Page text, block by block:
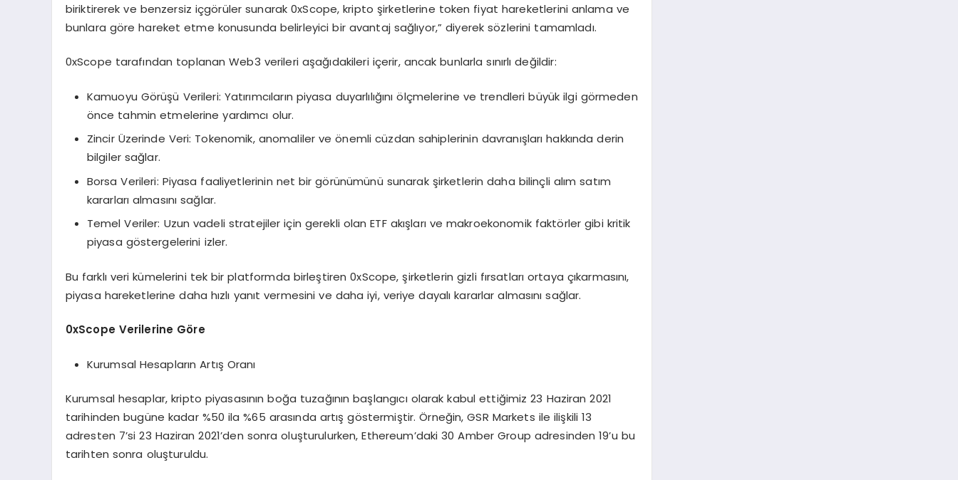
biriktirerek ve benzersiz içgörüler sunarak 0xScope, kripto şirketlerine token fiyat hareketlerini anlama ve
bunlara göre hareket etme konusunda belirleyici bir avantaj sağlıyor,” diyerek sözlerini tamamladı.
0xScope tarafından toplanan Web3 verileri aşağıdakileri içerir, ancak bunlarla sınırlı değildir:
Kamuoyu Görüşü Verileri: Yatırımcıların piyasa duyarlılığını ölçmelerine ve trendleri büyük ilgi görmeden
önce tahmin etmelerine yardımcı olur.
Zincir Üzerinde Veri: Tokenomik, anomaliler ve önemli cüzdan sahiplerinin davranışları hakkında derin
bilgiler sağlar.
Borsa Verileri: Piyasa faaliyetlerinin net bir görünümünü sunarak şirketlerin daha bilinçli alım satım
kararları almasını sağlar.
Temel Veriler: Uzun vadeli stratejiler için gerekli olan ETF akışları ve makroekonomik faktörler gibi kritik
piyasa göstergelerini izler.
Bu farklı veri kümelerini tek bir platformda birleştiren 0xScope, şirketlerin gizli fırsatları ortaya çıkarmasını,
piyasa hareketlerine daha hızlı yanıt vermesini ve daha iyi, veriye dayalı kararlar almasını sağlar.
0xScope Verilerine Göre
Kurumsal Hesapların Artış Oranı
Kurumsal hesaplar, kripto piyasasının boğa tuzağının başlangıcı olarak kabul ettiğimiz 23 Haziran 2021
tarihinden bugüne kadar %50 ila %65 arasında artış göstermiştir. Örneğin, GSR Markets ile ilişkili 13
adresten 7’si 23 Haziran 2021’den sonra oluşturulurken, Ethereum’daki 30 Amber Group adresinden 19’u bu
tarihten sonra oluşturuldu.